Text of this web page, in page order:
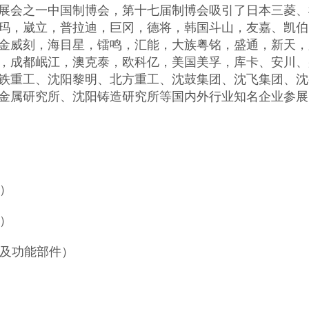
之一中国制博会，第十七届制博会吸引了日本三菱
，崴立，普拉迪，巨冈，德将，韩国斗山，友嘉、凯
威刻，海目星，镭鸣，汇能，大族粤铭，盛通，新天
成都岷江，澳克泰，欧科亿，美国美孚，库卡、安川
重工、沈阳黎明、北方重工、沈鼓集团、沈飞集团、
属研究所、沈阳铸造研究所等国内外行业知名企业参
）
功能部件）